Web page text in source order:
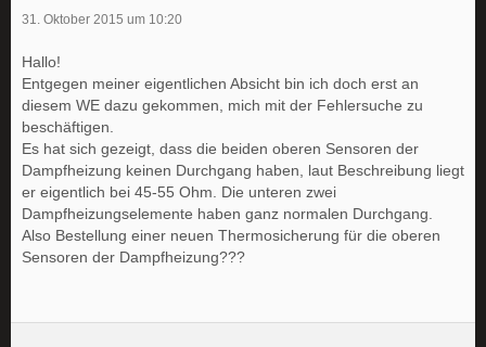
31. Oktober 2015 um 10:20
Hallo!
Entgegen meiner eigentlichen Absicht bin ich doch erst an
diesem WE dazu gekommen, mich mit der Fehlersuche zu
beschäftigen.
Es hat sich gezeigt, dass die beiden oberen Sensoren der
Dampfheizung keinen Durchgang haben, laut Beschreibung liegt
er eigentlich bei 45-55 Ohm. Die unteren zwei
Dampfheizungselemente haben ganz normalen Durchgang.
Also Bestellung einer neuen Thermosicherung für die oberen
Sensoren der Dampfheizung???